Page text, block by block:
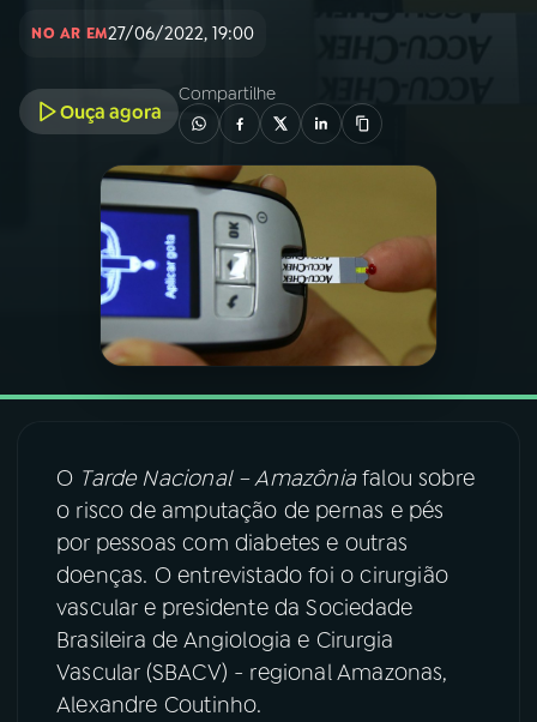
PROGRAMAÇÃO
PROGRAMAS
PODCASTS
08 FESTIVAL DE MÚSICA
ACOMPANHE A RÁDIO NACIONAL
YouTube Facebook
NO AR EM27/06/2022, 19:00
Ouça agora
Compartilhe
O Tarde Nacional – Amazôniafalou sobre
o risco de amputação de pernas e pés
por pessoas com diabetes e outras
doenças. O entrevistado foi o cirurgião
vascular e presidente da Sociedade
Brasileira de Angiologia e Cirurgia
Vascular (SBACV) - regional Amazonas,
Alexandre Coutinho.